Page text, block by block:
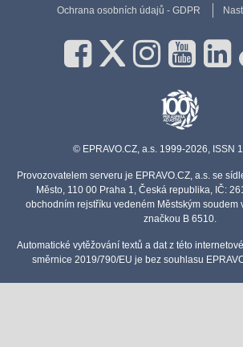
Ochrana osobních údajů - GDPR
© EPRAVO.CZ, a.s. 1999-2026, ISSN
Provozovatelem serveru je EPRAVO.CZ, a.s. se
Město, 110 00 Praha 1, Česká republika, IČ:
obchodním rejstříku vedeném Městským soudem
značkou B 6510.
Automatické vytěžování textů a dat z této
směrnice 2019/790/EU je bez souhlasu